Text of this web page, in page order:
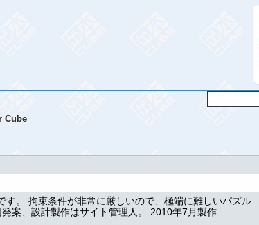
Cube
。 拘束条件が非常に厳しいので、極端に難しいパズル
案、設計製作はサイト管理人。 2010年7月製作